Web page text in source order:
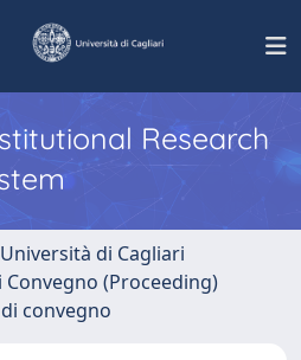
Research
di Cagliari
(Proceeding)
convegno